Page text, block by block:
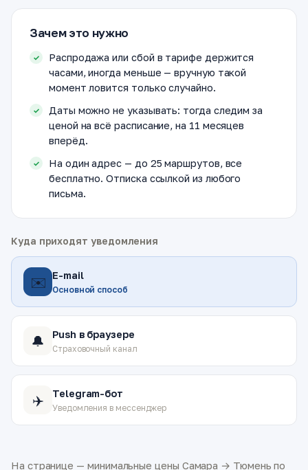
Зачем это нужно
Распродажа или сбой в тарифе держится
часами, иногда меньше — вручную такой
момент ловится только случайно.
Даты можно не указывать: тогда следим за
ценой на всё расписание, на 11 месяцев
вперёд.
На один адрес — до 25 маршрутов, все
бесплатно. Отписка ссылкой из любого
письма.
Куда приходят уведомления
✉️ E-mail
Основной способ
🔔 Push в браузере
Страховочный канал
✈️ Telegram-бот
Уведомления в мессенджер
На странице — минимальные цены Самара → Тюмень по